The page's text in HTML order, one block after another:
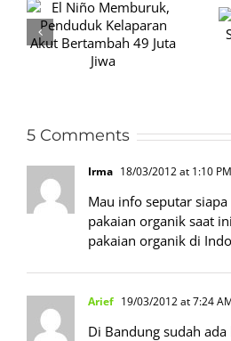
SIEJ Soroti
Minimnya Suara
Masyarakat Adat
5 Comments
Irma 18/03/2012 at 1:10 PM
Mau info seputar
pakaian organik saat
pakaian organik di
Arief 19/03/2012 at 7:24
Di Bandung sudah